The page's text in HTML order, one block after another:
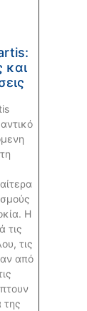
και
Η
τις
τις
από
της